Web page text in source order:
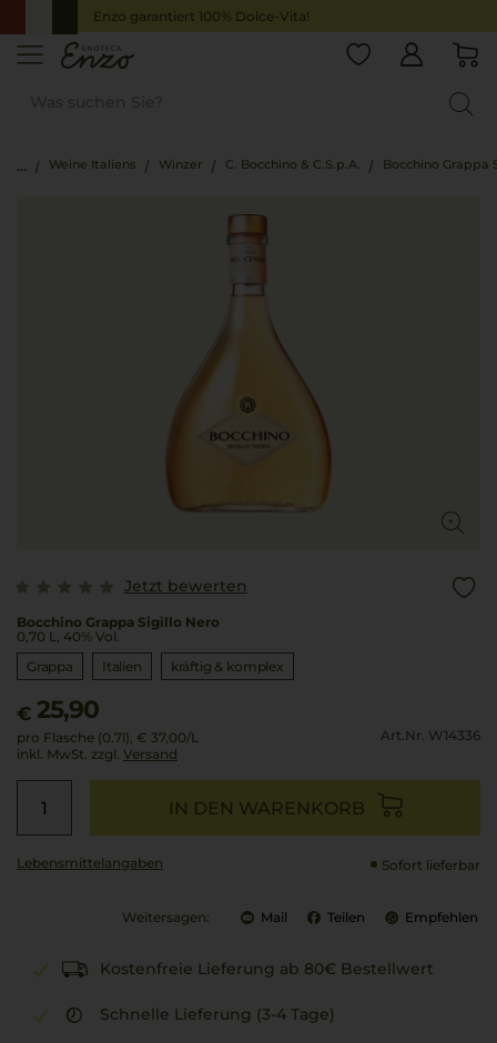
Enzo garantiert 100% Dolce-Vita!
Weine Italiens Winzer C. Bocchino & C.S.p.A. Bocchino Grappa
Jetzt bewerten
Bocchino Grappa Sigillo Nero
0,70 L, 40% Vol.
Grappa
Italien kräftig & komplex
€ 25,90
pro Flasche (0.7l), € 37,00/L
inkl. MwSt. zzgl. Versand
Art.Nr. W14336
IN DEN WARENKORB
Lebensmittel­angaben Sofort lieferbar
Weitersagen: Mail Teilen Empfehlen
Kostenfreie Lieferung ab 80€ Bestellwert
Schnelle Lieferung (3-4 Tage)